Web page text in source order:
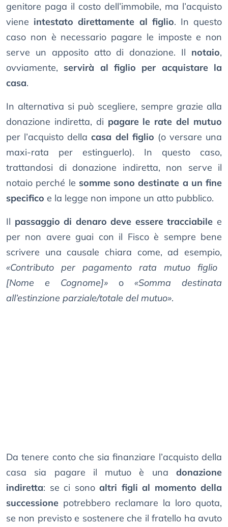
genitore paga il costo dell’immobile, ma l’acquisto
viene intestato direttamente al figlio. In questo
caso non è necessario pagare le imposte e non
serve un apposito atto di donazione. Il notaio,
ovviamente, servirà al figlio per acquistare la
casa.
In alternativa si può scegliere, sempre grazie alla
donazione indiretta, di pagare le rate del mutuo
per l’acquisto dellacasa del figlio (o versare una
maxi-rata per estinguerlo). In questo caso,
trattandosi di donazione indiretta, non serve il
notaio perché le somme sono destinate a un fine
specifico e la legge non impone un atto pubblico.
Il passaggio di denaro deve essere tracciabile e
per non avere guai con il Fisco è sempre bene
scrivere una causale chiara come, ad esempio,
«Contributo per pagamento rata mutuo figlio
[Nome e Cognome]» o «Somma destinata
all’estinzione parziale/totale del mutuo».
Da tenere conto che sia finanziare l’acquisto della
casa sia pagare il mutuo è una donazione
indiretta: se ci sono altri figli al momento della
successione potrebbero reclamare la loro quota,
se non previsto e sostenere che il fratello ha avuto